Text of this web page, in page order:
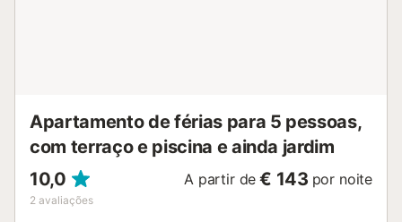
Apartamento de férias para 5 pessoas,
com terraço e piscina e ainda jardim
10,0
2 avaliações
A partir de € 143 por noite